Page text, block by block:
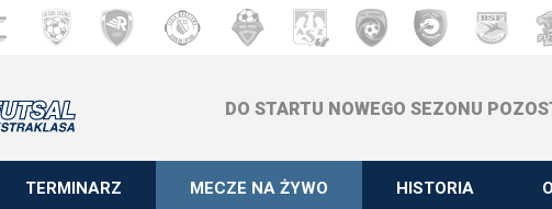
DO STARTU NOWEGO SEZONU
TERMINARZ MECZE NA ŻYWO HISTORIA